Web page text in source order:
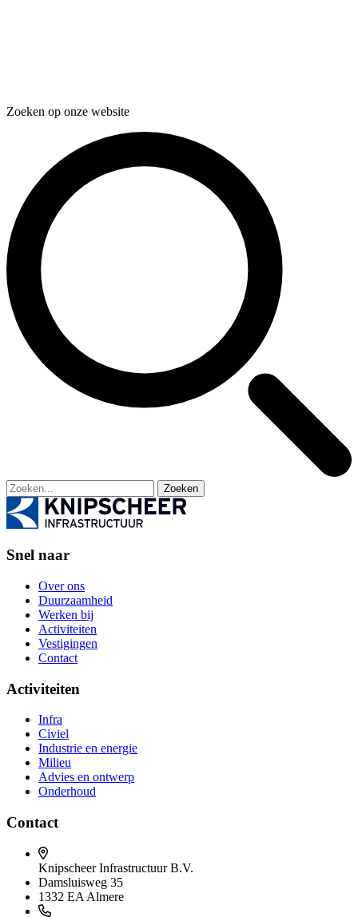
Zoeken op onze website
Zoeken
Snel naar
Over ons
Duurzaamheid
Werken bij
Activiteiten
Vestigingen
Contact
Activiteiten
Infra
Civiel
Industrie en energie
Milieu
Advies en ontwerp
Onderhoud
Contact
Knipscheer Infrastructuur B.V.
Damsluisweg 35
1332 EA Almere